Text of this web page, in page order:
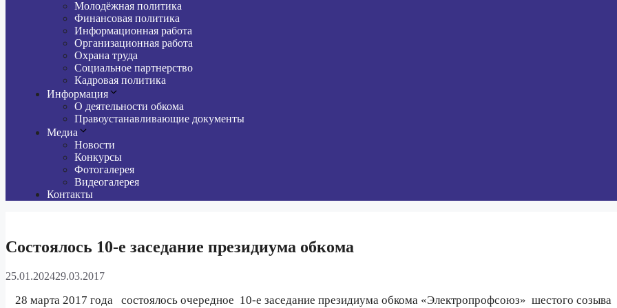
Молодёжная политика
Финансовая политика
Информационная работа
Организационная работа
Охрана труда
Социальное партнерство
Кадровая политика
Информация
О деятельности обкома
Правоустанавливающие документы
Медиа
Новости
Конкурсы
Фотогалерея
Видеогалерея
Контакты
Состоялось 10-е заседание президиума обкома
25.01.202429.03.2017
28 марта 2017 года состоялось очередное 10-е заседание президиума обкома «Электропрофсоюз» шестого созыва